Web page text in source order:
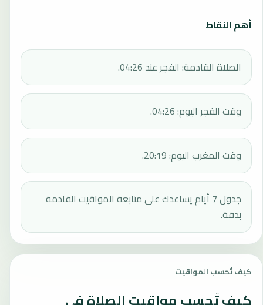
أهم النقاط
الصلاة القادمة: الفجر عند 04:26.
وقت الفجر اليوم: 04:26.
وقت المغرب اليوم: 20:19.
جدول 7 أيام يساعدك على متابعة المواقيت القادمة
بدقة.
كيف تُحسب المواقيت